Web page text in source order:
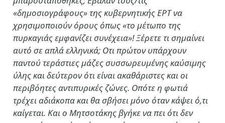
«δημοσιογράφους» της κυβερνητικής ΕΡΤ να
χρησιμοποιούν όρους όπως «το μέτωπο της
πυρκαγιάς εμφανίζει συνέχεια»! Ξέρετε τι σημαίνει
αυτό σε απλά ελληνικά; Οτι πρώτον υπάρχουν
παντού τεράστιες μάζες συσσωρευμένης καύσιμης
ύλης και δεύτερον ότι είναι ακαθάριστες και οι
περιβόητες αντιπυρικές ζώνες. Οπότε η φωτιά
τρέχει αδιάκοπα και θα σβήσει μόνο όταν κάψει ό,τι
καίγεται. Και ο Μητσοτάκης βγήκε να πει ότι δεν